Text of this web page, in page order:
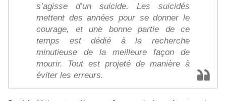
s’agisse d’un suicide. Les suicidés
mettent des années pour se donner le
courage, et une bonne partie de ce
temps est dédié à la recherche
minutieuse de la meilleure façon de
mourir. Tout est projeté de manière à
éviter les erreurs.